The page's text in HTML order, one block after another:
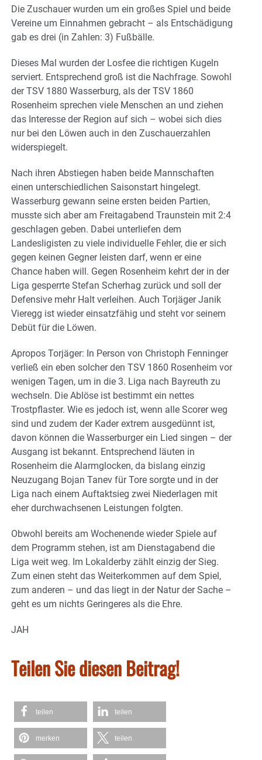
Die Zuschauer wurden um ein großes Spiel und beide
Vereine um Einnahmen gebracht – als Entschädigung
gab es drei (in Zahlen: 3) Fußbälle.
Dieses Mal wurden der Losfee die richtigen Kugeln
serviert. Entsprechend groß ist die Nachfrage. Sowohl
der TSV 1880 Wasserburg, als der TSV 1860
Rosenheim sprechen viele Menschen an und ziehen
das Interesse der Region auf sich – wobei sich dies
nur bei den Löwen auch in den Zuschauerzahlen
widerspiegelt.
Nach ihren Abstiegen haben beide Mannschaften
einen unterschiedlichen Saisonstart hingelegt.
Wasserburg gewann seine ersten beiden Partien,
musste sich aber am Freitagabend Traunstein mit 2:4
geschlagen geben. Dabei unterliefen dem
Landesligisten zu viele individuelle Fehler, die er sich
gegen keinen Gegner leisten darf, wenn er eine
Chance haben will. Gegen Rosenheim kehrt der in der
Liga gesperrte Stefan Scherhag zurück und soll der
Defensive mehr Halt verleihen. Auch Torjäger Janik
Vieregg ist wieder einsatzfähig und steht vor seinem
Debüt für die Löwen.
Apropos Torjäger: In Person von Christoph Fenninger
verließ ein eben solcher den TSV 1860 Rosenheim vor
wenigen Tagen, um in die 3. Liga nach Bayreuth zu
wechseln. Die Ablöse ist bestimmt ein nettes
Trostpflaster. Wie es jedoch ist, wenn alle Scorer weg
sind und zudem der Kader extrem ausgedünnt ist,
davon können die Wasserburger ein Lied singen – der
Ausgang ist bekannt. Entsprechend läuten in
Rosenheim die Alarmglocken, da bislang einzig
Neuzugang Bojan Tanev für Tore sorgte und in der
Liga nach einem Auftaktsieg zwei Niederlagen mit
eher durchwachsenen Leistungen folgten.
Obwohl bereits am Wochenende wieder Spiele auf
dem Programm stehen, ist am Dienstagabend die
Liga weit weg. Im Lokalderby zählt einzig der Sieg.
Zum einen steht das Weiterkommen auf dem Spiel,
zum anderen – und das liegt in der Natur der Sache –
geht es um nichts Geringeres als die Ehre.
JAH
Teilen Sie diesen Beitrag!
teilen teilen
merken teilen